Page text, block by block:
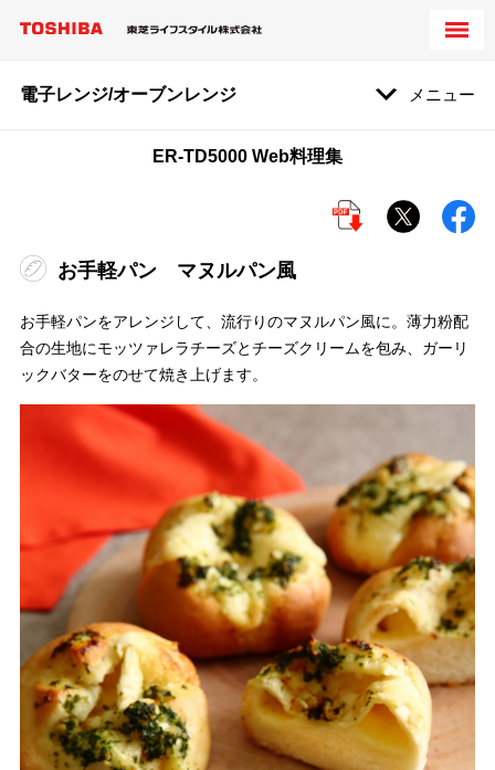
電子レンジ/オーブンレンジ メニュー
ER-TD5000 Web料理集
お手軽パン マヌルパン風
お手軽パンをアレンジして、流行りのマヌルパン風に。薄力粉配
合の生地にモッツァレラチーズとチーズクリームを包み、ガーリ
ックバターをのせて焼き上げます。